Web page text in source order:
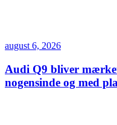
august 6, 2026
Audi Q9 bliver
nogensinde og med